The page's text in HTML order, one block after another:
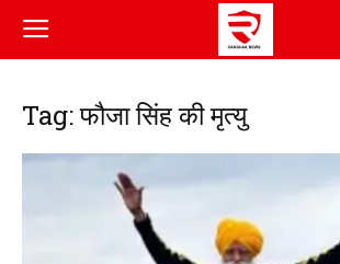
Tag: फौजा सिंह की मृत्यु